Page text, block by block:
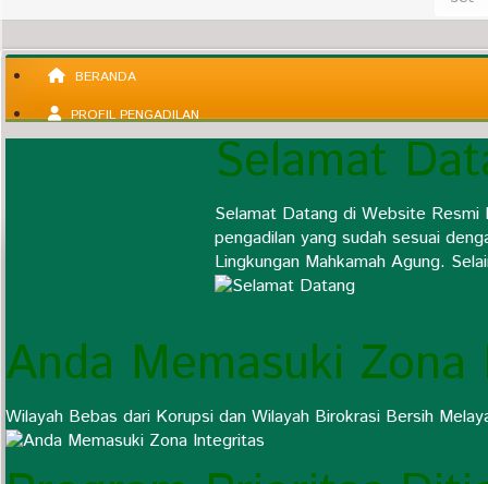
BERANDA
PROFIL PENGADILAN
Selamat
Selamat Datang di Website Resmi
pengadilan yang sudah sesuai
Lingkungan Mahkamah Agung.
Anda Memasuki
Wilayah Bebas dari Korupsi dan Wilayah Birokrasi Bersih